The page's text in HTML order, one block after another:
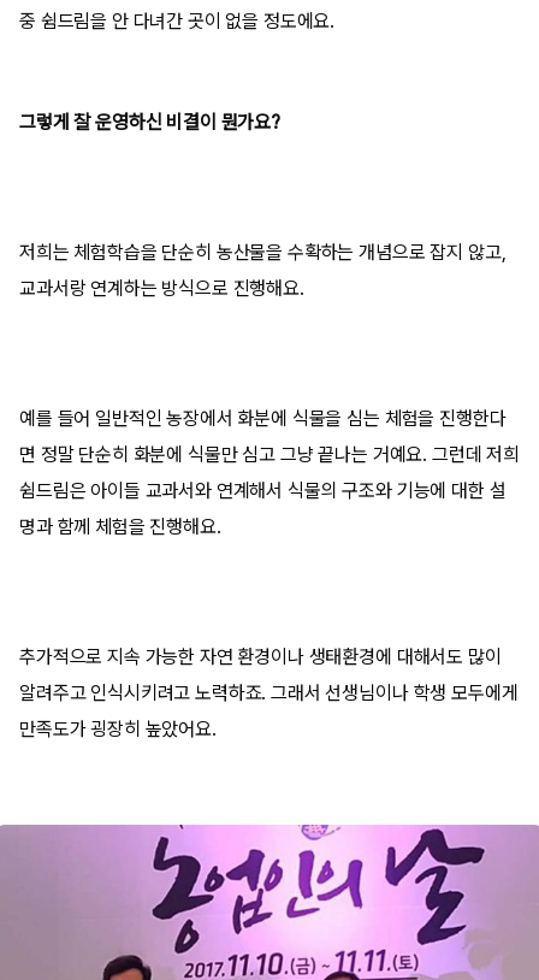
중 쉼드림을 안 다녀간 곳이 없을 정도에요.
그렇게 잘 운영하신 비결이 뭔가요?
저희는 체험학습을 단순히 농산물을 수확하는 개념으로 잡지 않고,
교과서랑 연계하는 방식으로 진행해요.
예를 들어 일반적인 농장에서 화분에 식물을 심는 체험을 진행한다
면 정말 단순히 화분에 식물만 심고 그냥 끝나는 거예요. 그런데 저희
쉼드림은 아이들 교과서와 연계해서 식물의 구조와 기능에 대한 설
명과 함께 체험을 진행해요.
추가적으로 지속 가능한 자연 환경이나 생태환경에 대해서도 많이
알려주고 인식시키려고 노력하죠. 그래서 선생님이나 학생 모두에게
만족도가 굉장히 높았어요.